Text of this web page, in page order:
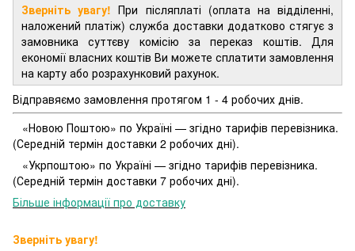
Зверніть увагу! При післяплаті (оплата на відділенні,
наложений платіж) служба доставки додатково стягує з
замовника суттєву комісію за переказ коштів. Для
економії власних коштів Ви можете сплатити замовлення
на карту або розрахунковий рахунок.
Відправяємо замовлення протягом 1 - 4 робочих днів.
«Новою Поштою» по Україні — згідно тарифів перевізника.
(Середній термін доставки 2 робочих дні).
«Укрпоштою» по Україні — згідно тарифів перевізника.
(Середній термін доставки 7 робочих дні).
Більше інформації про доставку
Зверніть увагу!